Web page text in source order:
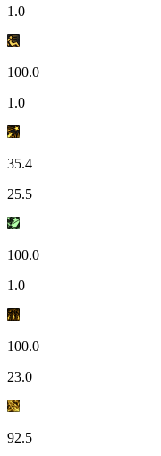
1.0
100.0
1.0
35.4
25.5
100.0
1.0
100.0
23.0
92.5